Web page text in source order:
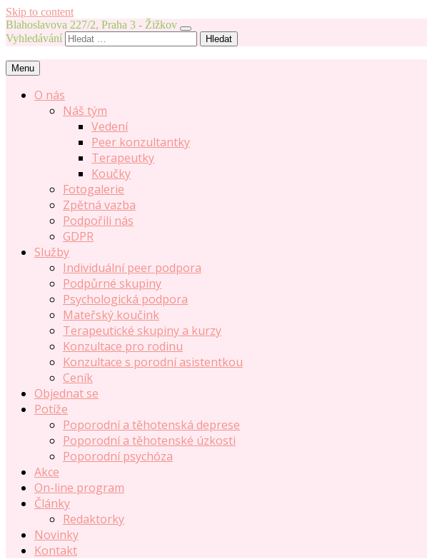
Skip to content
Blahoslavova 227/2, Praha 3 - Žižkov
Vyhledávání
Menu
O nás
Náš tým
Vedení
Peer konzultantky
Terapeutky
Koučky
Fotogalerie
Zpětná vazba
Podpořili nás
GDPR
Služby
Individuální peer podpora
Podpůrné skupiny
Psychologická podpora
Mateřský koučink
Terapeutické skupiny a kurzy
Konzultace pro rodinu
Konzultace s porodní asistentkou
Ceník
Objednat se
Potíže
Poporodní a těhotenská deprese
Poporodní a těhotenské úzkosti
Poporodní psychóza
Akce
On-line program
Články
Redaktorky
Novinky
Kontakt